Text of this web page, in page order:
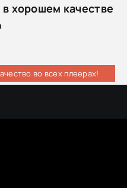
хорошем качестве
во всех плеерах!